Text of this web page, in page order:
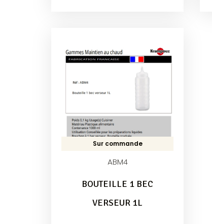
Sur commande
ABM4
BOUTEILLE 1 BEC
VERSEUR 1L